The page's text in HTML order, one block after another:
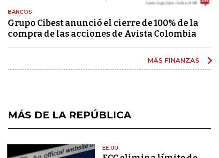
BANCOS
Grupo Cibest anunció el cierre de 100% de la
compra de las acciones de Avista Colombia
MÁS FINANZAS
MÁS DE LA REPÚBLICA
EE.UU.